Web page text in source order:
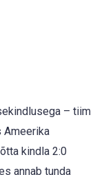
– tiim
kindla 2:0
annab tunda